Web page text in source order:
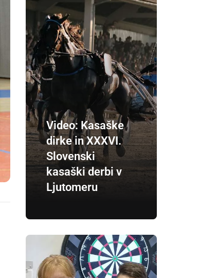
Video: Kasaške
dirke in XXXVI.
Slovenski
kasaški derbi v
Ljutomeru